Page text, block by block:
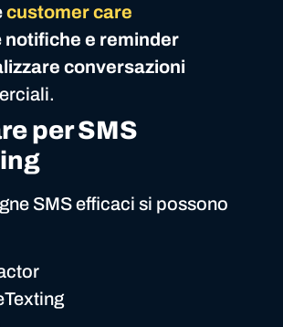
customer care
notifiche e reminder
conversazioni
per SMS
SMS efficaci si possono